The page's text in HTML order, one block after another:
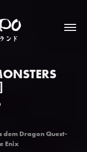
dem Dragon Quest-
Enix